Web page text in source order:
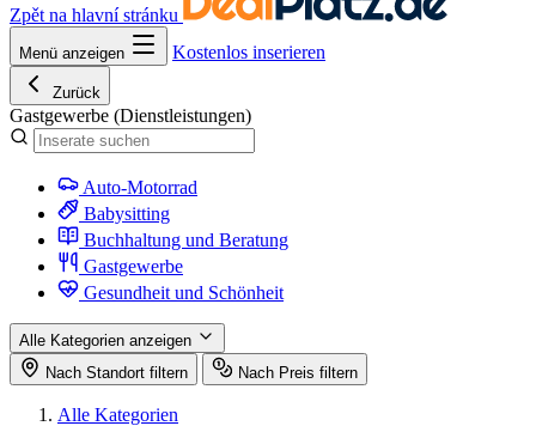
Zpět na hlavní stránku
Menü anzeigen Kostenlos inserieren
Zurück
Gastgewerbe (Dienstleistungen)
Auto-Motorrad
Babysitting
Buchhaltung und Beratung
Gastgewerbe
Gesundheit und Schönheit
Alle Kategorien anzeigen
Nach Standort filtern
Nach Preis filtern
Alle Kategorien